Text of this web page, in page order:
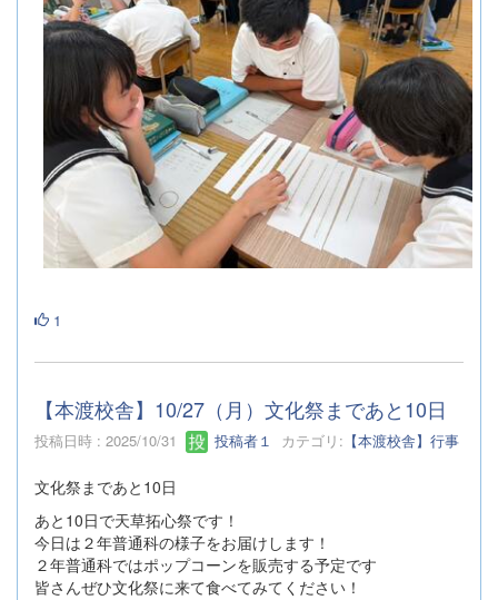
1
【本渡校舎】10/27（月）文化祭まであと10日
投稿日時 : 2025/10/31 投稿者１ カテゴリ: 【本渡校舎】行事
文化祭まであと10日
あと10日で天草拓心祭です！
今日は２年普通科の様子をお届けします！
２年普通科ではポップコーンを販売する予定です
皆さんぜひ文化祭に来て食べてみてください！